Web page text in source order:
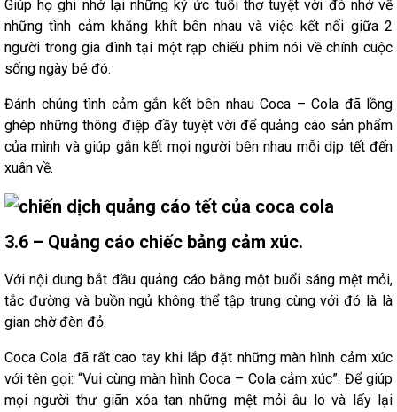
Giúp họ ghi nhớ lại những ký ức tuổi thơ tuyệt vời đó nhớ về
những tình cảm khăng khít bên nhau và việc kết nối giữa 2
người trong gia đình tại một rạp chiếu phim nói về chính cuộc
sống ngày bé đó.
Đánh chúng tình cảm gắn kết bên nhau Coca – Cola đã lồng
ghép những thông điệp đầy tuyệt vời để quảng cáo sản phẩm
của mình và giúp gắn kết mọi người bên nhau mỗi dịp tết đến
xuân về.
3.6 – Quảng cáo chiếc bảng cảm xúc.
Với nội dung bắt đầu quảng cáo bằng một buổi sáng mệt mỏi,
tắc đường và buồn ngủ không thể tập trung cùng với đó là là
gian chờ đèn đỏ.
Coca Cola đã rất cao tay khi lắp đặt những màn hình cảm xúc
với tên gọi: “Vui cùng màn hình Coca – Cola cảm xúc”. Để giúp
mọi người thư giãn xóa tan những mệt mỏi âu lo và lấy lại